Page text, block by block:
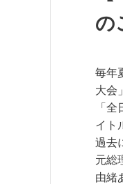
の
毎年
大会
「
イト
過去
元総
由緒